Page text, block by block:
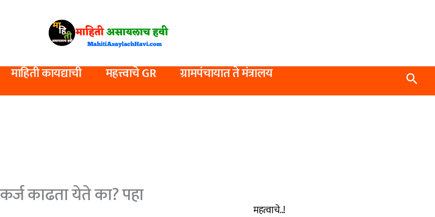
माहिती कायद्याची महत्त्वाचे GR ग्रामपंचायात ते मंत्रालय
काढता येते का? पहा
महत्वाचे..!